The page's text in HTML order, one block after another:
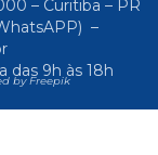
– Curitiba – PR
–
das 9h às 18h
by Freepik